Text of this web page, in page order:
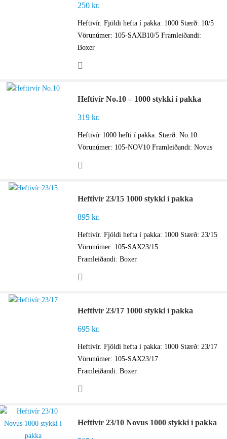
250kr.
Heftivír. Fjöldi hefta í pakka: 1000 Stærð: 10/5
Vörunúmer: 105-SAXB10/5 Framleiðandi:
Boxer
Heftivír No.10 – 1000 stykki í pakka
319kr.
Heftivír 1000 hefti í pakka. Stærð: No.10
Vörunúmer: 105-NOV10 Framleiðandi: Novus
Heftivír 23/15 1000 stykki í pakka
895kr.
Heftivír. Fjöldi hefta í pakka: 1000 Stærð: 23/15
Vörunúmer: 105-SAX23/15
Framleiðandi: Boxer
Heftivír 23/17 1000 stykki í pakka
695kr.
Heftivír. Fjöldi hefta í pakka: 1000 Stærð: 23/17
Vörunúmer: 105-SAX23/17
Framleiðandi: Boxer
Heftivír 23/10 Novus 1000 stykki í pakka